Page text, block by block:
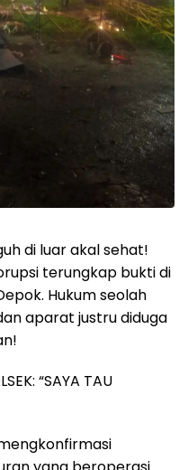
di luar akal sehat!
terungkap bukti di
Hukum seolah
aparat justru diduga
“SAYA TAU